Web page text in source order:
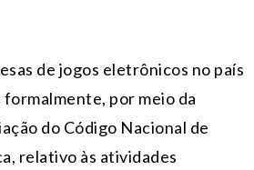
de jogos eletrônicos no país
por meio da
do Código Nacional de
relativo às atividades